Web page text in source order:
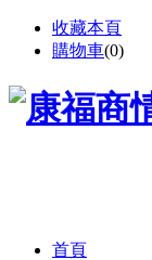
收藏本頁
購物車(0)
首頁